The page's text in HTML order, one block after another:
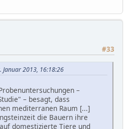
#33
2013, 16:18:26
–
– besagt, dass
mediterranen Raum [...]
die Bauern ihre
domestizierte Tiere und